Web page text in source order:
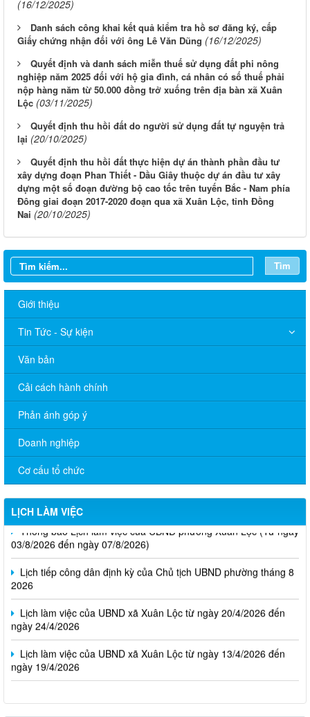
(16/12/2025)
Danh sách công khai kết quả kiểm tra hồ sơ đăng ký, cấp
Giấy chứng nhận đối với ông Lê Văn Dũng (16/12/2025)
Quyết định và danh sách miễn thuế sử dụng đất phi nông
nghiệp năm 2025 đối với hộ gia đình, cá nhân có số thuế phải
nộp hàng năm từ 50.000 đồng trở xuống trên địa bàn xã Xuân
Lộc (03/11/2025)
Quyết định thu hồi đất do người sử dụng đất tự nguyện trả
lại (20/10/2025)
Quyết định thu hồi đất thực hiện dự án thành phần đầu tư
xây dựng đoạn Phan Thiết - Dầu Giây thuộc dự án đầu tư xây
dựng một số đoạn đường bộ cao tốc trên tuyến Bắc - Nam phía
Đông giai đoạn 2017-2020 đoạn qua xã Xuân Lộc, tỉnh Đồng
Nai (20/10/2025)
Tìm
Giới thiệu
Tin Tức - Sự kiện
Văn bản
Cải cách hành chính
Phản ánh góp ý
Doanh nghiệp
Cơ cấu tổ chức
LỊCH LÀM VIỆC
Thông báo Lịch làm việc của UBND phường Xuân Lộc (Từ ngày
03/8/2026 đến ngày 07/8/2026)
Lịch tiếp công dân định kỳ của Chủ tịch UBND phường tháng 8
2026
Lịch làm việc của UBND xã Xuân Lộc từ ngày 20/4/2026 đến
ngày 24/4/2026
Lịch làm việc của UBND xã Xuân Lộc từ ngày 13/4/2026 đến
ngày 19/4/2026